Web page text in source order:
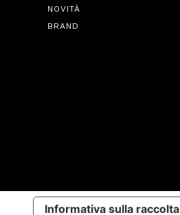
NOVITÀ
BRAND
Informativa sulla raccolta